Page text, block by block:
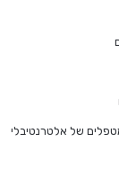
של אלטרנטיבלי